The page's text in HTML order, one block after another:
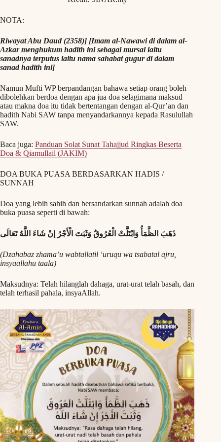
NOTA:
Riwayat Abu Daud (2358)] [Imam al-Nawawi di dalam al-
Azkar menghukum hadith ini sebagai mursal iaitu
sanadnya terputus iaitu nama sahabat gugur di dalam
sanad hadith ini]
Namun Mufti WP berpandangan bahawa setiap orang boleh
dibolehkan berdoa dengan apa jua doa selagimana maksud
atau makna doa itu tidak bertentangan dengan al-Qur’an dan
hadith Nabi SAW tanpa menyandarkannya kepada Rasulullah
SAW.
Baca juga: Panduan Solat Sunat Tahajjud Ringkas Beserta
Doa & Qiamullail (JAKIM)
DOA BUKA PUASA BERDASARKAN HADIS /
SUNNAH
Doa yang lebih sahih dan bersandarkan sunnah adalah doa
buka puasa seperti di bawah:
ذَهَبَ الظَّمَأُ وَابْتَلَّتْ الْعُرُوقُ وَثَبَتَ الْأَجْرُ إنْ شَاءَ اللَّهُ تَعَالَى
(Dzahabaz zhama’u wabtallatil ‘uruqu wa tsabatal ajru,
insyaallahu taala)
Maksudnya: Telah hilanglah dahaga, urat-urat telah basah, dan
telah terhasil pahala, insyaAllah.